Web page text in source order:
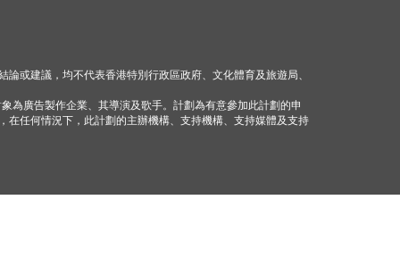
或建議，均不代表香港特別行政區政府、文化體育及旅遊局、
為廣告製作企業、其導演及歌手。計劃為有意參加此計劃的申
任何情況下，此計劃的主辦機構、支持機構、支持媒體及支持